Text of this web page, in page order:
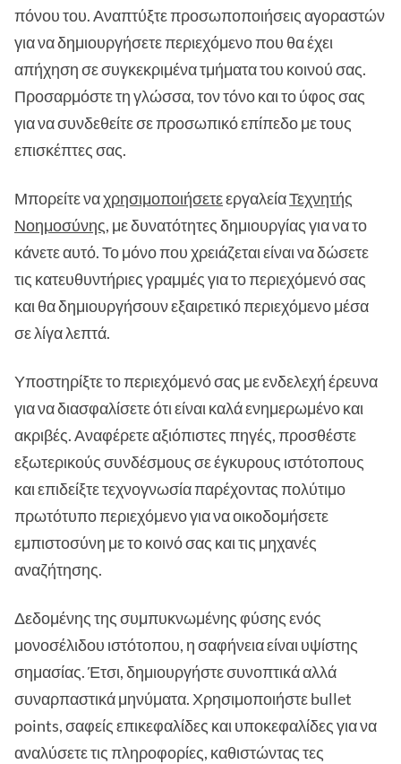
πόνου του. Αναπτύξτε προσωποποιήσεις αγοραστών
για να δημιουργήσετε περιεχόμενο που θα έχει
απήχηση σε συγκεκριμένα τμήματα του κοινού σας.
Προσαρμόστε τη γλώσσα, τον τόνο και το ύφος σας
για να συνδεθείτε σε προσωπικό επίπεδο με τους
επισκέπτες σας.
Μπορείτε ναχρησιμοποιήσετεεργαλείαΤεχνητής
Νοημοσύνης, με δυνατότητες δημιουργίας για να το
κάνετε αυτό. Το μόνο που χρειάζεται είναι να δώσετε
τις κατευθυντήριες γραμμές για το περιεχόμενό σας
και θα δημιουργήσουν εξαιρετικό περιεχόμενο μέσα
σε λίγα λεπτά.
Υποστηρίξτε το περιεχόμενό σας με ενδελεχή έρευνα
για να διασφαλίσετε ότι είναι καλά ενημερωμένο και
ακριβές. Αναφέρετε αξιόπιστες πηγές, προσθέστε
εξωτερικούς συνδέσμους σε έγκυρους ιστότοπους
και επιδείξτε τεχνογνωσία παρέχοντας πολύτιμο
πρωτότυπο περιεχόμενο για να οικοδομήσετε
εμπιστοσύνη με το κοινό σας και τις μηχανές
αναζήτησης.
Δεδομένης της συμπυκνωμένης φύσης ενός
μονοσέλιδου ιστότοπου, η σαφήνεια είναι υψίστης
σημασίας. Έτσι, δημιουργήστε συνοπτικά αλλά
συναρπαστικά μηνύματα. Χρησιμοποιήστε bullet
points, σαφείς επικεφαλίδες και υποκεφαλίδες για να
αναλύσετε τις πληροφορίες, καθιστώντας τες